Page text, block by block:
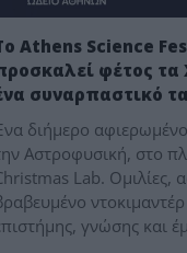
Athens Science
φέτος τα
συναρπαστικό
διήμερο
Αστροφυσική, στο
Lab. Ομιλίες,
γνώσης και